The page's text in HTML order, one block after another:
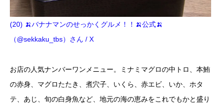
(20) 🍌バナナマンのせっかくグルメ！！🍌公式🍌
（@sekkaku_tbs）さん / X
お店の人気ナンバーワンメニュー。ミナミマグロの中トロ、本鮪
の赤身、マグロたたき、煮穴子、いくら、赤エビ、いか、ホタ
テ、あじ、旬の白身魚など、地元の海の恵みをこれでもかと盛り